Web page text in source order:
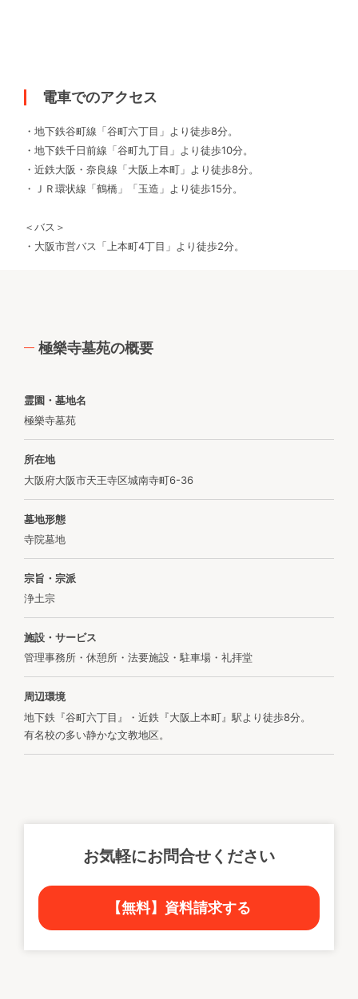
電車でのアクセス
・地下鉄谷町線「谷町六丁目」より徒歩8分。
・地下鉄千日前線「谷町九丁目」より徒歩10分。
・近鉄大阪・奈良線「大阪上本町」より徒歩8分。
・ＪＲ環状線「鶴橋」「玉造」より徒歩15分。
＜バス＞
・大阪市営バス「上本町4丁目」より徒歩2分。
極樂寺墓苑の概要
霊園・墓地名
極樂寺墓苑
所在地
大阪府大阪市天王寺区城南寺町6-36
墓地形態
寺院墓地
宗旨・宗派
浄土宗
施設・サービス
管理事務所・休憩所・法要施設・駐車場・礼拝堂
周辺環境
地下鉄『谷町六丁目』・近鉄『大阪上本町』駅より徒歩8分。
有名校の多い静かな文教地区。
お気軽にお問合せください
【無料】資料請求する